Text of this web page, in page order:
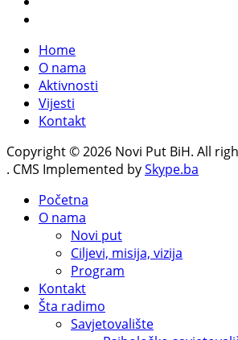
Home
O nama
Aktivnosti
Vijesti
Kontakt
Copyright © 2026 Novi Put BiH. All
. CMS Implemented bySkype.ba
Početna
O nama
Novi put
Ciljevi, misija, vizija
Program
Kontakt
Šta radimo
Savjetovalište